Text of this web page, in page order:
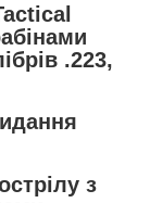
.223,
з